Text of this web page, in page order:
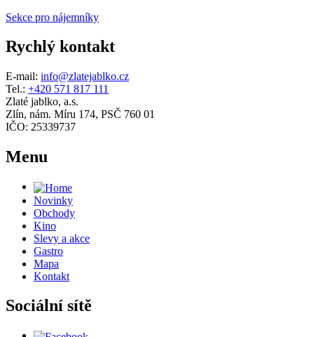
Sekce pro nájemníky
Rychlý kontakt
E-mail: info@zlatejablko.cz
Tel.: +420 571 817 111
Zlaté jablko, a.s.
Zlín, nám. Míru 174, PSČ 760 01
IČO: 25339737
Menu
Novinky
Obchody
Kino
Slevy a akce
Gastro
Mapa
Kontakt
Sociální sítě